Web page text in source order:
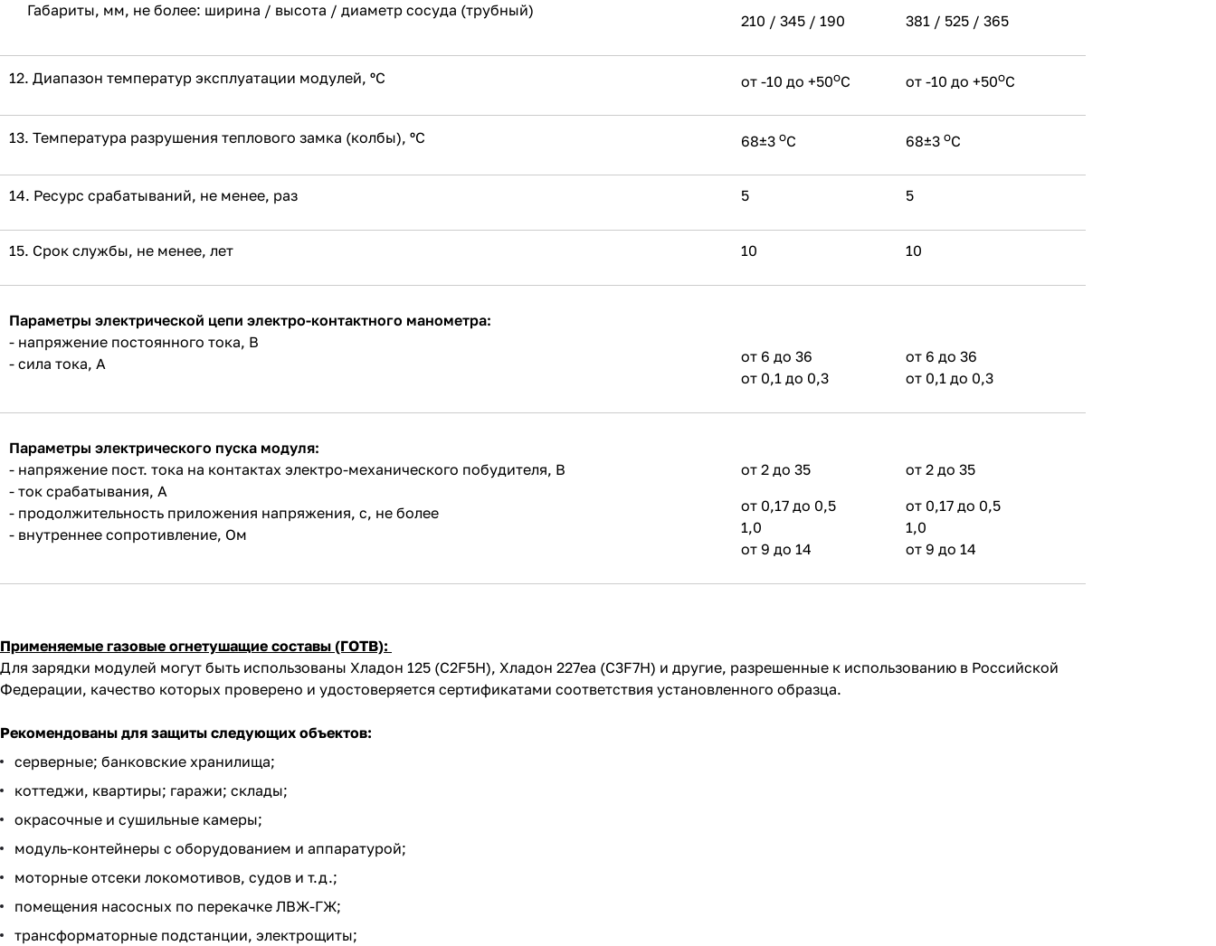
Габариты, мм, не более: ширина / высота / диаметр сосуда (трубный)
210 / 345 / 190 381 / 525 / 365
12. Диапазон температур эксплуатации модулей, ºС от -10 до +50оС от -10 до +50оС
13. Температура разрушения теплового замка (колбы), ºС 68±3 оС 68±3 оС
14. Ресурс срабатываний, не менее, раз 5 5
15. Срок службы, не менее, лет 10 10
Параметры электрической цепи электро-контактного манометра:
- напряжение постоянного тока, В
- сила тока, А
от 6 до 36
от 0,1 до 0,3
от 6 до 36
от 0,1 до 0,3
Параметры электрического пуска модуля:
- напряжение пост. тока на контактах электро-механического побудителя, В
- ток срабатывания, А
- продолжительность приложения напряжения, с, не более
- внутреннее сопротивление, Ом
от 2 до 35
от 0,17 до 0,5
1,0
от 9 до 14
от 2 до 35
от 0,17 до 0,5
1,0
от 9 до 14
Применяемые газовые огнетушащие составы (ГОТВ):
Для зарядки модулей могут быть использованы Хладон 125 (С2F5H), Хладон 227ea (С3F7H) и другие, разрешенные к использованию в Российской
Федерации, качество которых проверено и удостоверяется сертификатами соответствия установленного образца.
Рекомендованы для защиты следующих объектов:
серверные; банковские хранилища;
коттеджи, квартиры; гаражи; склады;
окрасочные и сушильные камеры;
модуль-контейнеры с оборудованием и аппаратурой;
моторные отсеки локомотивов, судов и т.д.;
помещения насосных по перекачке ЛВЖ-ГЖ;
трансформаторные подстанции, электрощиты;